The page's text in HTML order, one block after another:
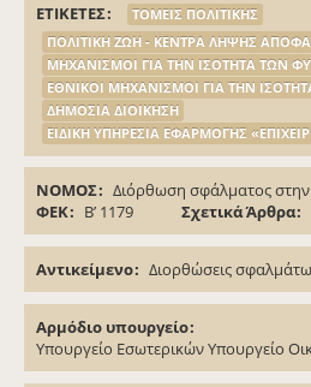
ΕΤΙΚΕΤΕΣ
ΤΟΜΕΙΣ ΠΟΛΙΤΙΚΗΣ
ΠΟΛΙΤΙΚΗ ΖΩΗ - ΚΕΝΤΡΑ ΛΗΨΗΣ
ΜΗΧΑΝΙΣΜΟΙ ΓΙΑ ΤΗΝ ΙΣΟΤΗΤΑ ΤΩΝ
ΕΘΝΙΚΟΙ ΜΗΧΑΝΙΣΜΟΙ ΓΙΑ ΤΗΝ
ΔΗΜΟΣΙΑ ΔΙΟΙΚΗΣΗ
ΕΙΔΙΚΗ ΥΠΗΡΕΣΙΑ ΕΦΑΡΜΟΓΗΣ
ΝΟΜΟΣ
Διόρθωση σφάλματος
ΦΕΚ
Β’ 1179 Σχετικά Άρθρα
Αντικείμενο Διορθώσεις
Αρμόδιο υπουργείο
Υπουργείο Εσωτερικών Υπουργείο